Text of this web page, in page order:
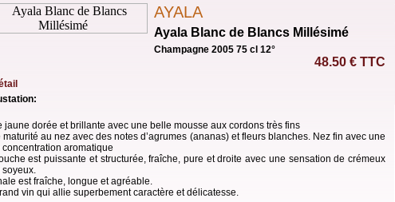
AYALA
Ayala Blanc de Blancs Millésimé
Champagne 2005 75 cl 12°
48.50 € TTC
jaune dorée et brillante avec une belle mousse aux cordons très fins
maturité au nez avec des notes d’agrumes (ananas) et fleurs blanches. Nez fin avec une
concentration aromatique
est puissante et structurée, fraîche, pure et droite avec une sensation de crémeux
soyeux.
est fraîche, longue et agréable.
vin qui allie superbement caractère et délicatesse.